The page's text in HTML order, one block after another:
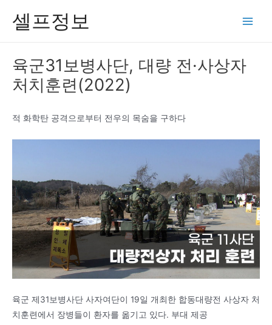
셀프정보
육군31보병사단, 대량 전·사상자
처치훈련(2022)
적 화학탄 공격으로부터 전우의 목숨을 구하다
육군 제31보병사단 사자여단이 19일 개최한 합동대량전 사상자 처
치훈련에서 장병들이 환자를 옮기고 있다. 부대 제공